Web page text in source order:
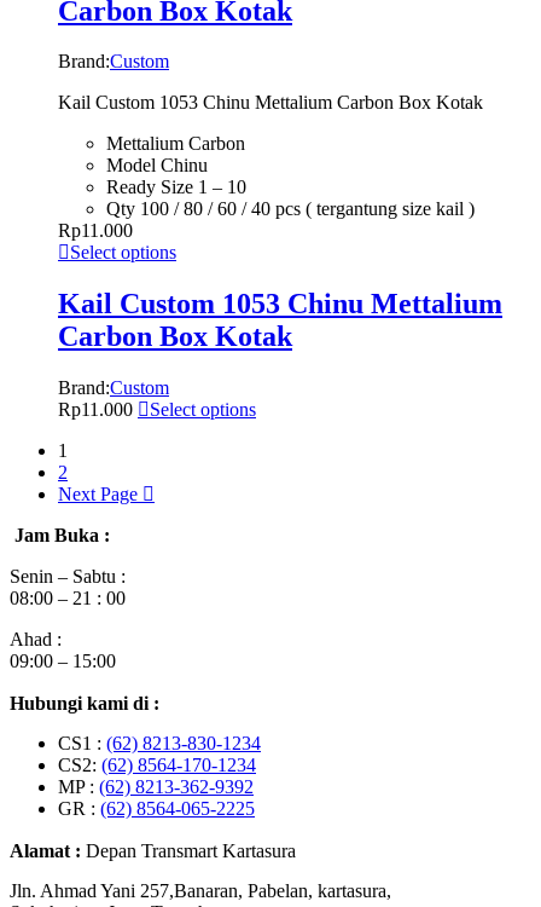
Carbon Box Kotak
Brand:Custom
Kail Custom 1053 Chinu Mettalium Carbon Box Kotak
Mettalium Carbon
Model Chinu
Ready Size 1 – 10
Qty 100 / 80 / 60 / 40 pcs ( tergantung size kail )
Rp11.000
Select options
Kail Custom 1053 Chinu Mettalium
Carbon Box Kotak
Brand:Custom
Rp11.000
Select options
1
2
Next Page
Jam Buka :
Senin – Sabtu :
08:00 – 21 : 00
Ahad :
09:00 – 15:00
Hubungi kami di :
CS1 : (62) 8213-830-1234
CS2: (62) 8564-170-1234
MP : (62) 8213-362-9392
GR : (62) 8564-065-2225
Alamat : Depan Transmart Kartasura
Jln. Ahmad Yani 257,Banaran, Pabelan, kartasura,